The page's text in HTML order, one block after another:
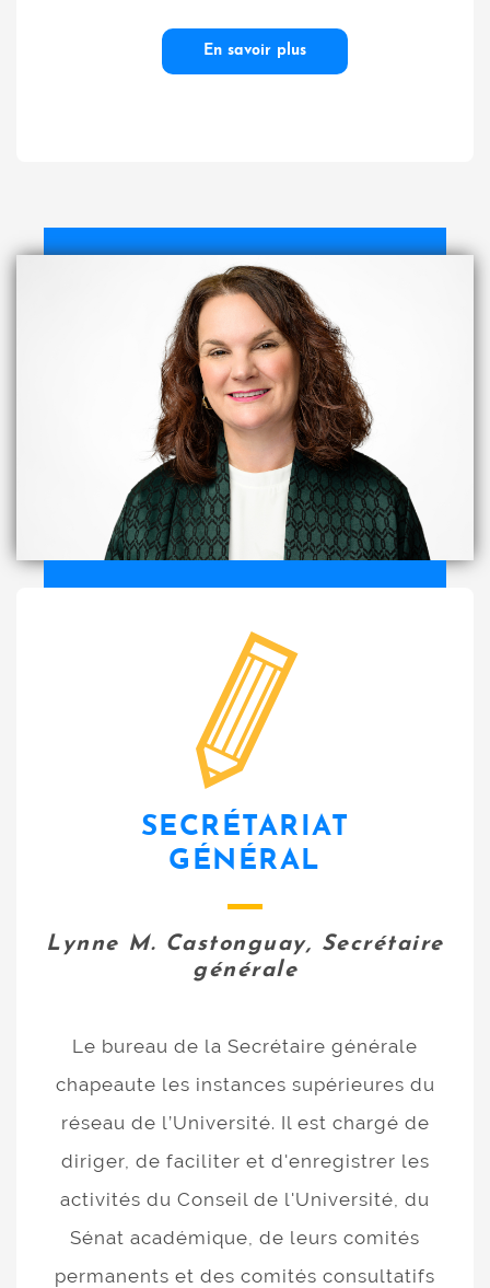
En savoir plus
SECRÉTARIAT
GÉNÉRAL
Lynne M. Castonguay, Secrétaire
générale
Le bureau de la Secrétaire générale
chapeaute les instances supérieures du
réseau de l’Université. Il est chargé de
diriger, de faciliter et d'enregistrer les
activités du Conseil de l'Université, du
Sénat académique, de leurs comités
permanents et des comités consultatifs